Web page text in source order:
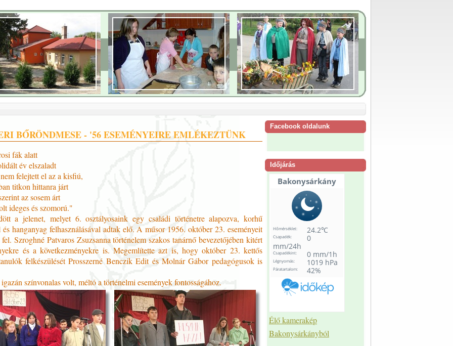
BŐRÖNDMESE - '56 ESEMÉNYEIRE EMLÉKEZTÜNK
fák alatt
év elszaladt
felejtett el az a kisfiú,
titkon hittanra járt
az sosem árt
ideges és szomorú."
a jelenet, melyet 6. osztályosaink egy családi történetre alapozva, korhű
hanganyag felhasználásával adtak elő. A műsor 1956. október 23. eseményeit
Szroghné Patvaros Zsuzsanna történelem szakos tanárnő bevezetőjében kitért
és a következményekre is. Megemlítette azt is, hogy október 23. kettős
felkészülését Prosszerné Benczik Edit és Molnár Gábor pedagógusok is
színvonalas volt, méltó a történelmi események fontosságához.
Facebook oldalunk
Időjárás
Élő kamerakép
Bakonysárkányból